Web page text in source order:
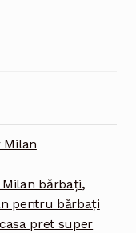
Milan
bărbați,
pentru bărbați
pret super